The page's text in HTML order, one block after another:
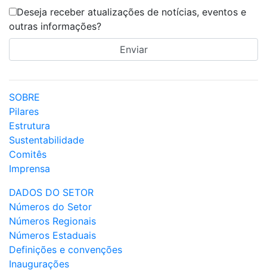
Deseja receber atualizações de notícias, eventos e
outras informações?
SOBRE
Pilares
Estrutura
Sustentabilidade
Comitês
Imprensa
DADOS DO SETOR
Números do Setor
Números Regionais
Números Estaduais
Definições e convenções
Inaugurações